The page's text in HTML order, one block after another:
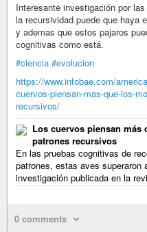
Interesante investigación por
la recursividad puede que haya
y ademas que estos pajaros
cognitivas como está.
#ciencia #evolucion
https://www.infobae.com/
cuervos-piensan-mas-que-los-
recursivos/
Los cuervos piensan más
patrones recursivos
En las pruebas cognitivas de
patrones, estas aves
investigación publicada en la
0 comments